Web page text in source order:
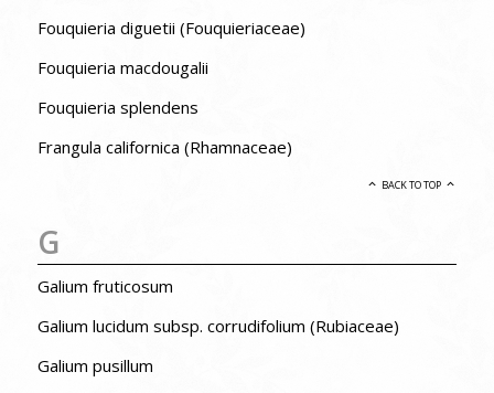
Fouquieria diguetii (Fouquieriaceae)
Fouquieria macdougalii
Fouquieria splendens
Frangula californica (Rhamnaceae)
BACK TO TOP
G
Galium fruticosum
Galium lucidum subsp. corrudifolium (Rubiaceae)
Galium pusillum